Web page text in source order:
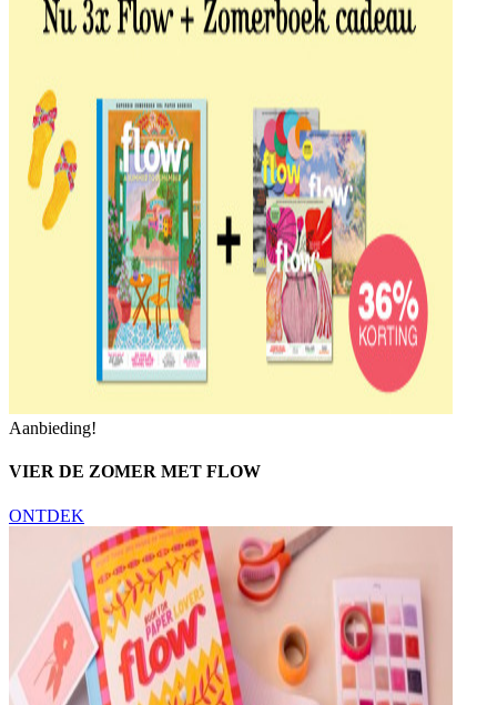
Aanbieding!
VIER DE ZOMER MET FLOW
ONTDEK